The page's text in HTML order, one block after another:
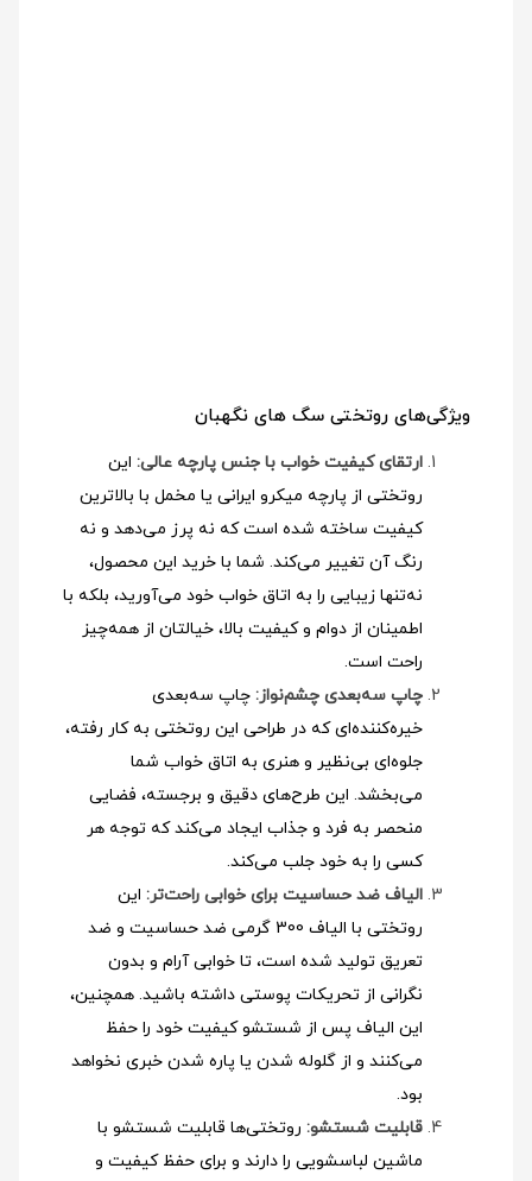
ویژگی‌های روتختی سگ های نگهبان
ارتقای کیفیت خواب با جنس پارچه عالی: این
روتختی از پارچه میکرو ایرانی یا مخمل با بالاترین
کیفیت ساخته شده است که نه پرز می‌دهد و نه
رنگ آن تغییر می‌کند. شما با خرید این محصول،
نه‌تنها زیبایی را به اتاق خواب خود می‌آورید، بلکه با
اطمینان از دوام و کیفیت بالا، خیالتان از همه‌چیز
راحت است.
چاپ سه‌بعدی چشم‌نواز: چاپ سه‌بعدی
خیره‌کننده‌ای که در طراحی این روتختی به کار رفته،
جلوه‌ای بی‌نظیر و هنری به اتاق خواب شما
می‌بخشد. این طرح‌های دقیق و برجسته، فضایی
منحصر به فرد و جذاب ایجاد می‌کند که توجه هر
کسی را به خود جلب می‌کند.
الیاف ضد حساسیت برای خوابی راحت‌تر: این
روتختی با الیاف 300 گرمی ضد حساسیت و ضد
تعریق تولید شده است، تا خوابی آرام و بدون
نگرانی از تحریکات پوستی داشته باشید. همچنین،
این الیاف پس از شستشو کیفیت خود را حفظ
می‌کنند و از گلوله شدن یا پاره شدن خبری نخواهد
بود.
قابلیت شستشو: روتختی‌ها قابلیت شستشو با
ماشین لباسشویی را دارند و برای حفظ کیفیت و